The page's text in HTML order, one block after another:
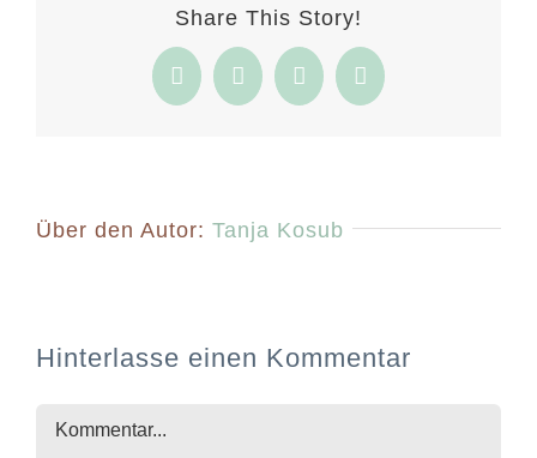
Share This Story!
FacebookTwitterPinterest
E-
Mail
Über den Autor: Tanja Kosub
Hinterlasse einen Kommentar